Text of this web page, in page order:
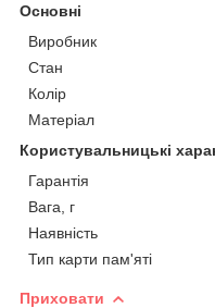
Основні
Виробник
Стан
Колір
Матеріал
Користувальницькі
Гарантія
Вага, г
Наявність
Тип карти пам'яті
Приховати